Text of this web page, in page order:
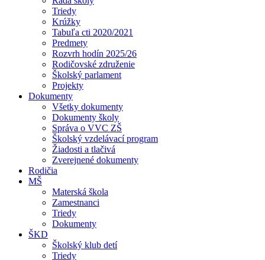
Triedy
Krúžky
Tabuľa cti 2020/2021
Predmety
Rozvrh hodín 2025/26
Rodičovské združenie
Školský parlament
Projekty
Dokumenty
Všetky dokumenty
Dokumenty školy
Správa o VVC ZŠ
Školský vzdelávací program
Žiadosti a tlačivá
Zverejnené dokumenty
Rodičia
MŠ
Materská škola
Zamestnanci
Triedy
Dokumenty
ŠKD
Školský klub detí
Triedy